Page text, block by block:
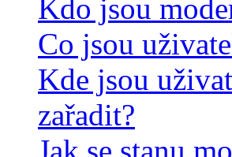
Kdo jsou
Co jsou
Kde jsou
zařadit?